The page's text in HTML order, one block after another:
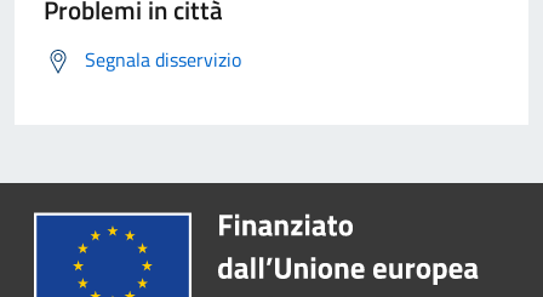
Problemi in città
Segnala disservizio